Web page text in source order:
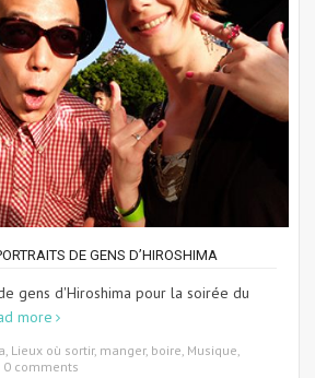
DE GENS D’HIROSHIMA
gens d'Hiroshima pour la soirée du
more
, Lieux où sortir, manger, boire, Musique,
0 comments